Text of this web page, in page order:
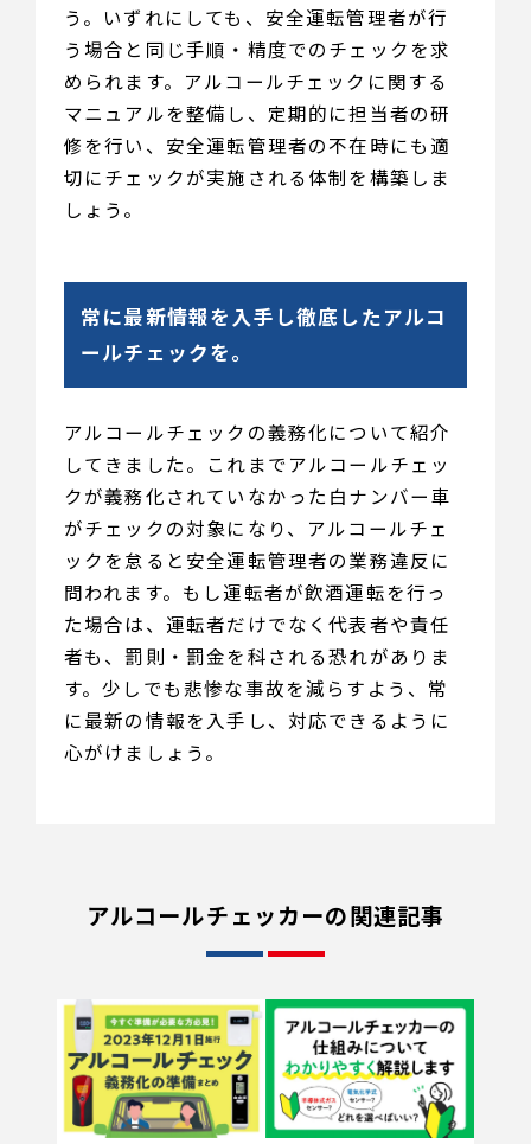
う。いずれにしても、安全運転管理者が行
う場合と同じ手順・精度でのチェックを求
められます。アルコールチェックに関する
マニュアルを整備し、定期的に担当者の研
修を行い、安全運転管理者の不在時にも適
切にチェックが実施される体制を構築しま
しょう。
常に最新情報を入手し徹底したアルコ
ールチェックを。
アルコールチェックの義務化について紹介
してきました。これまでアルコールチェッ
クが義務化されていなかった白ナンバー車
がチェックの対象になり、アルコールチェ
ックを怠ると安全運転管理者の業務違反に
問われます。もし運転者が飲酒運転を行っ
た場合は、運転者だけでなく代表者や責任
者も、罰則・罰金を科される恐れがありま
す。少しでも悲惨な事故を減らすよう、常
に最新の情報を入手し、対応できるように
心がけましょう。
アルコールチェッカーの関連記事